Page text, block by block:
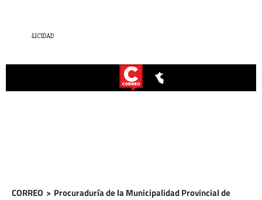
CORREO > Procuraduría de la Municipalidad Provincial de